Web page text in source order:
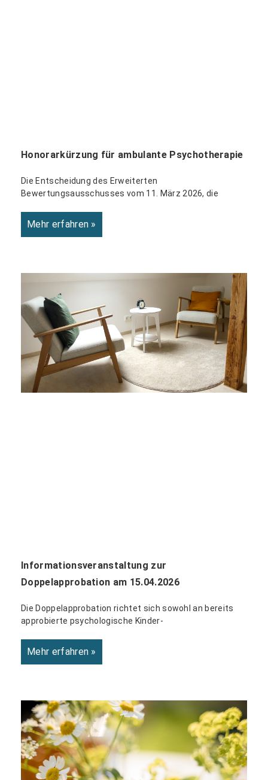
Honorarkürzung für ambulante Psychotherapie
Die Entscheidung des Erweiterten
Bewertungsausschusses vom 11. März 2026, die
Mehr erfahren »
Informationsveranstaltung zur
Doppelapprobation am 15.04.2026
Die Doppelapprobation richtet sich sowohl an bereits
approbierte psychologische Kinder-
Mehr erfahren »